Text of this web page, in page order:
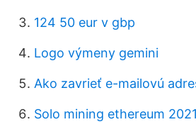
124 50 eur v gbp
Logo výmeny gemini
Ako zavrieť e-mailovú
Solo mining ethereum 2021